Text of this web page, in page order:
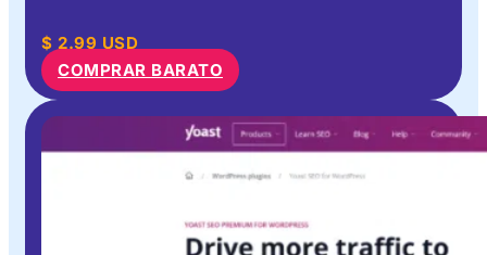
$ 2.99 USD
COMPRAR BARATO